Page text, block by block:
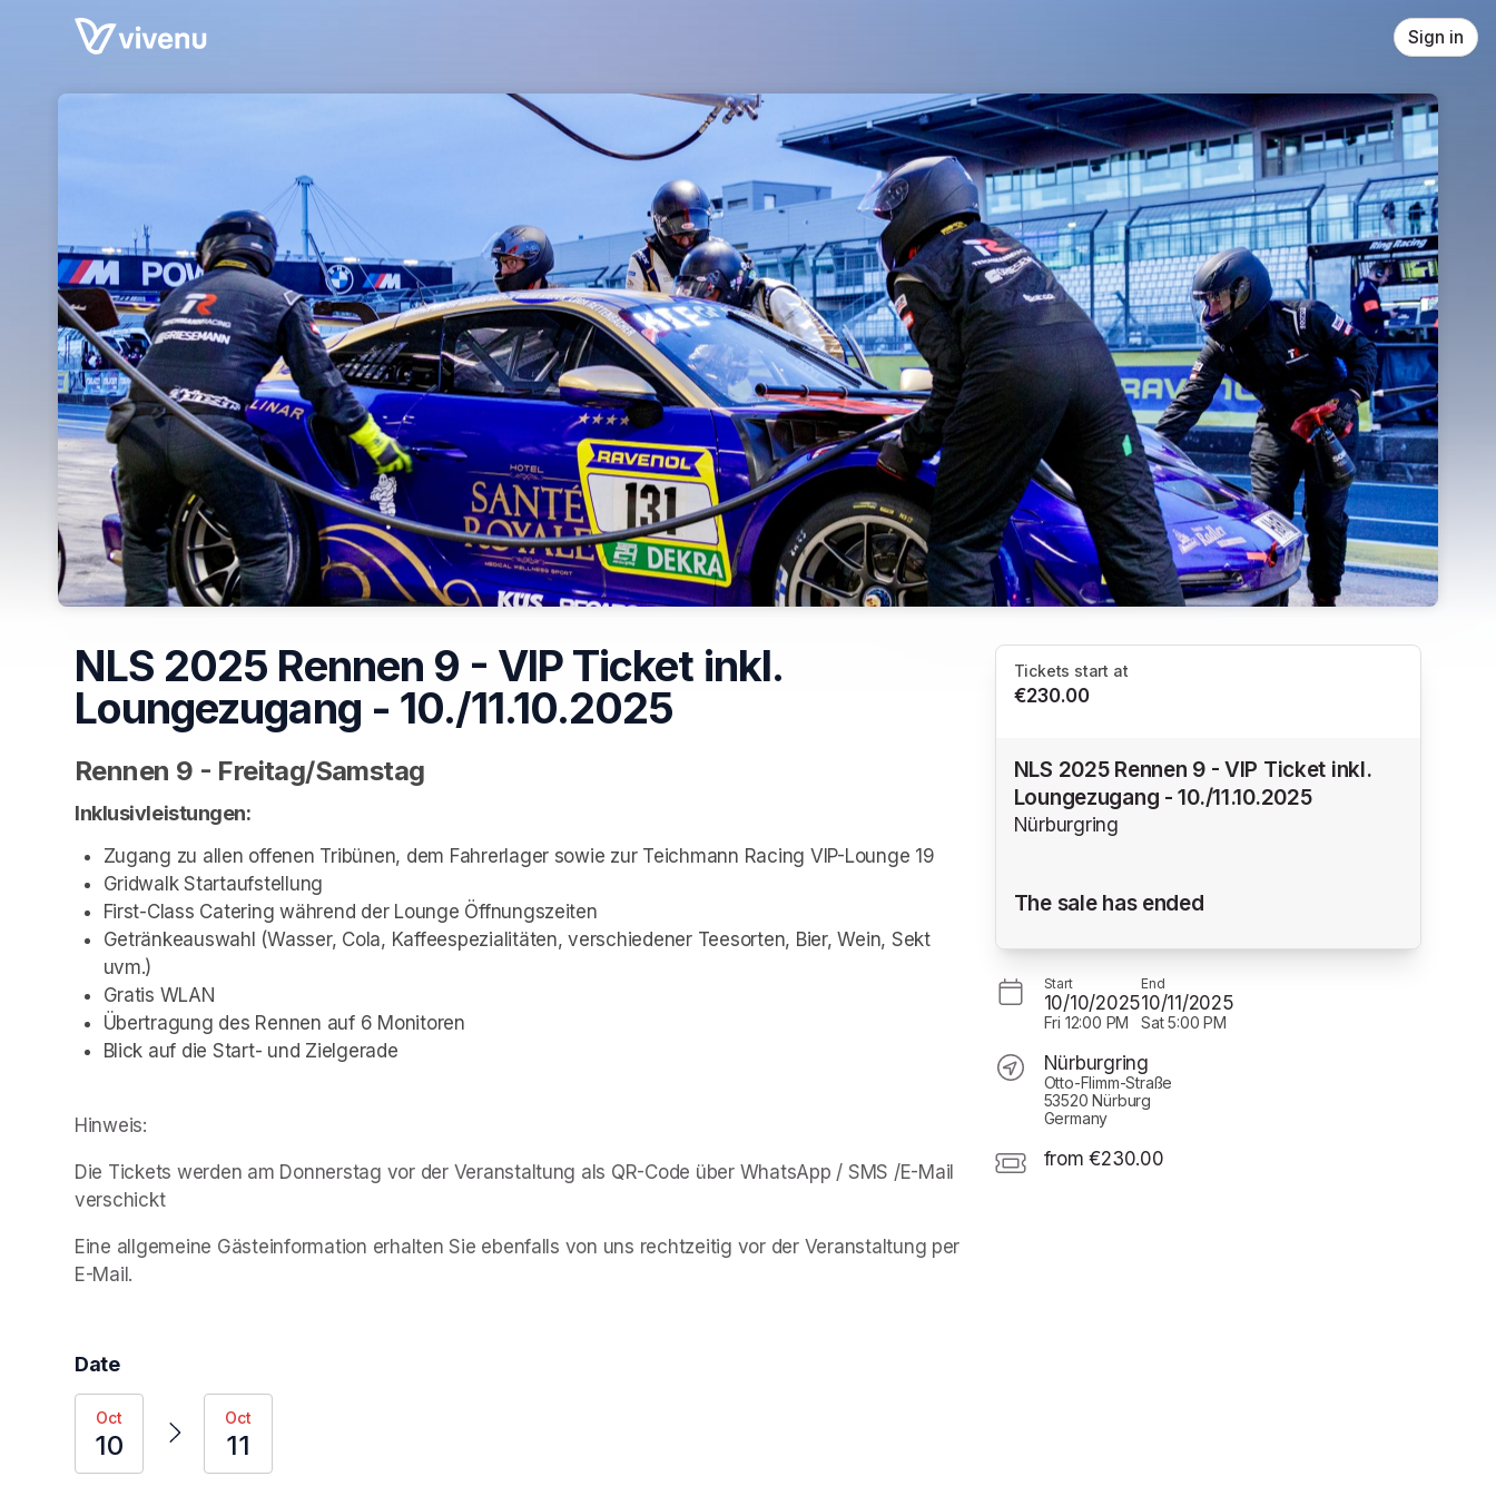
Skip header
Sign in
NLS 2025 Rennen 9 - VIP Ticket inkl.
Loungezugang - 10./11.10.2025
Rennen 9 - Freitag/Samstag
Inklusivleistungen:
Zugang zu allen offenen Tribünen, dem Fahrerlager sowie zur Teichmann Racing VIP-Lounge 19
Gridwalk Startaufstellung
First-Class Catering während der Lounge Öffnungszeiten
Getränkeauswahl (Wasser, Cola, Kaffeespezialitäten, verschiedener Teesorten, Bier, Wein, Sekt
uvm.)
Gratis WLAN
Übertragung des Rennen auf 6 Monitoren
Blick auf die Start- und Zielgerade
Hinweis:
Die Tickets werden am Donnerstag vor der Veranstaltung als QR-Code über WhatsApp / SMS /E-Mail
verschickt
Eine allgemeine Gästeinformation erhalten Sie ebenfalls von uns rechtzeitig vor der Veranstaltung per
E-Mail.
Date
Oct
10
Oct
11
Tickets start at
€230.00
NLS 2025 Rennen 9 - VIP Ticket inkl.
Loungezugang - 10./11.10.2025
Nürburgring
The sale has ended
Start
10/10/2025
Fri 12:00 PM
End
10/11/2025
Sat 5:00 PM
Nürburgring
Otto-Flimm-Straße
53520 Nürburg
Germany
from €230.00